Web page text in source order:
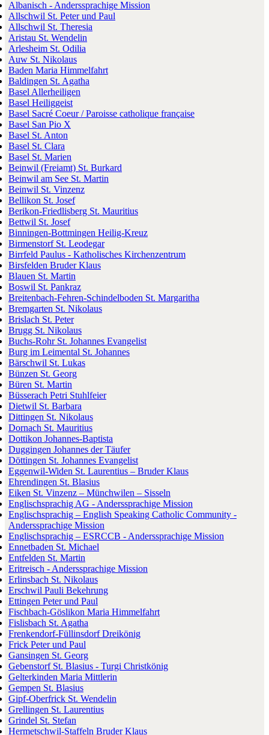
Albanisch - Anderssprachige Mission
Allschwil St. Peter und Paul
Allschwil St. Theresia
Aristau St. Wendelin
Arlesheim St. Odilia
Auw St. Nikolaus
Baden Maria Himmelfahrt
Baldingen St. Agatha
Basel Allerheiligen
Basel Heiliggeist
Basel Sacré Coeur / Paroisse catholique française
Basel San Pio X
Basel St. Anton
Basel St. Clara
Basel St. Marien
Beinwil (Freiamt) St. Burkard
Beinwil am See St. Martin
Beinwil St. Vinzenz
Bellikon St. Josef
Berikon-Friedlisberg St. Mauritius
Bettwil St. Josef
Binningen-Bottmingen Heilig-Kreuz
Birmenstorf St. Leodegar
Birrfeld Paulus - Katholisches Kirchenzentrum
Birsfelden Bruder Klaus
Blauen St. Martin
Boswil St. Pankraz
Breitenbach-Fehren-Schindelboden St. Margaritha
Bremgarten St. Nikolaus
Brislach St. Peter
Brugg St. Nikolaus
Buchs-Rohr St. Johannes Evangelist
Burg im Leimental St. Johannes
Bärschwil St. Lukas
Bünzen St. Georg
Büren St. Martin
Büsserach Petri Stuhlfeier
Dietwil St. Barbara
Dittingen St. Nikolaus
Dornach St. Mauritius
Dottikon Johannes-Baptista
Duggingen Johannes der Täufer
Döttingen St. Johannes Evangelist
Eggenwil-Widen St. Laurentius – Bruder Klaus
Ehrendingen St. Blasius
Eiken St. Vinzenz – Münchwilen – Sisseln
Englischsprachig AG - Anderssprachige Mission
Englischsprachig – English Speaking Catholic Community -
Anderssprachige Mission
Englischsprachig – ESRCCB - Anderssprachige Mission
Ennetbaden St. Michael
Entfelden St. Martin
Eritreisch - Anderssprachige Mission
Erlinsbach St. Nikolaus
Erschwil Pauli Bekehrung
Ettingen Peter und Paul
Fischbach-Göslikon Maria Himmelfahrt
Fislisbach St. Agatha
Frenkendorf-Füllinsdorf Dreikönig
Frick Peter und Paul
Gansingen St. Georg
Gebenstorf St. Blasius - Turgi Christkönig
Gelterkinden Maria Mittlerin
Gempen St. Blasius
Gipf-Oberfrick St. Wendelin
Grellingen St. Laurentius
Grindel St. Stefan
Hermetschwil-Staffeln Bruder Klaus